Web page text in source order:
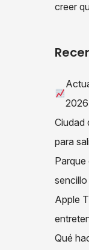
creer
2026
Ciudad
para
Apple
Qué